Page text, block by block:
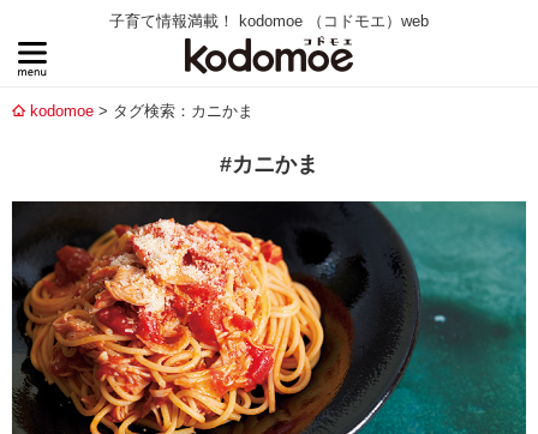
子育て情報満載！ kodomoe （コドモエ）web
kodomoe タグ検索：カニかま
#カニかま